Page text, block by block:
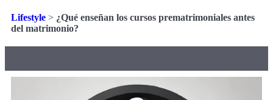
Lifestyle > ¿Qué enseñan los cursos prematrimoniales antes
del matrimonio?